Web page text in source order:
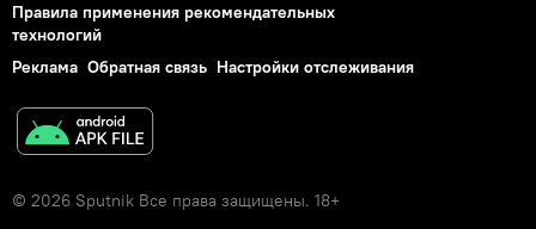
Правила применения рекомендательных
технологий
Реклама Обратная связь Настройки отслеживания
© 2026 Sputnik Все права защищены. 18+